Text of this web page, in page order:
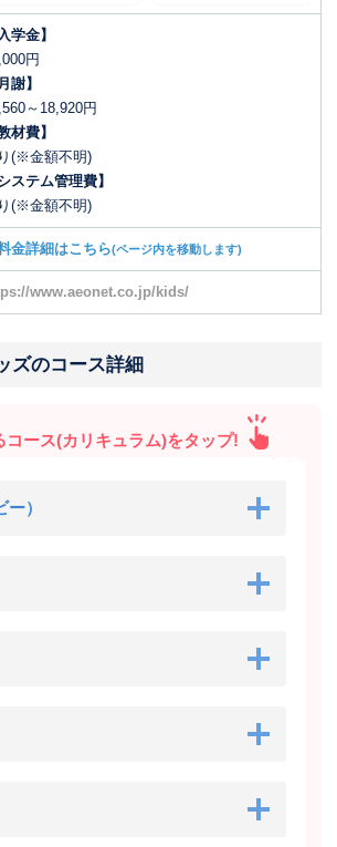
学金】
円
謝】
～18,920円
材費】
(※金額不明)
システム管理費】
(※金額不明)
金詳細はこちら(ページ内を移動します)
www.aeonet.co.jp/kids/
ズのコース詳細
コース(カリキュラム)をタップ!
）